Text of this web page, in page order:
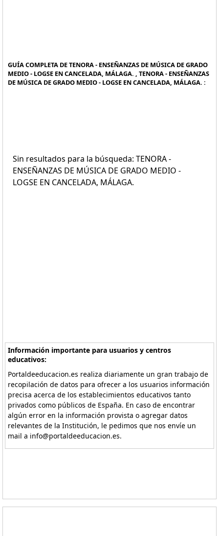
GUÍA COMPLETA DE TENORA - ENSEÑANZAS DE MÚSICA DE GRADO
MEDIO - LOGSE EN CANCELADA, MÁLAGA. , TENORA - ENSEÑANZAS
DE MÚSICA DE GRADO MEDIO - LOGSE EN CANCELADA, MÁLAGA. :
Sin resultados para la búsqueda: TENORA -
ENSEÑANZAS DE MÚSICA DE GRADO MEDIO -
LOGSE EN CANCELADA, MÁLAGA.
Información importante para usuarios y centros
educativos:
Portaldeeducacion.es realiza diariamente un gran trabajo de
recopilación de datos para ofrecer a los usuarios información
precisa acerca de los establecimientos educativos tanto
privados como públicos de España. En caso de encontrar
algún error en la información provista o agregar datos
relevantes de la Institución, le pedimos que nos envíe un
mail a info@portaldeeducacion.es.